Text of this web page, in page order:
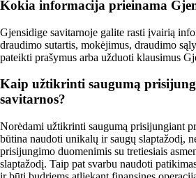
Kokia informacija prieinama
Gjensidige savitarnoje galite rasti įvairią
draudimo sutartis, mokėjimus, draudimo
pateikti prašymus arba užduoti klausimus
Kaip užtikrinti saugumą
savitarnos?
Norėdami užtikrinti saugumą prisijungiant
būtina naudoti unikalų ir saugų slaptažodį,
prisijungimo duomenimis su tretiesiais
slaptažodį. Taip pat svarbu naudoti